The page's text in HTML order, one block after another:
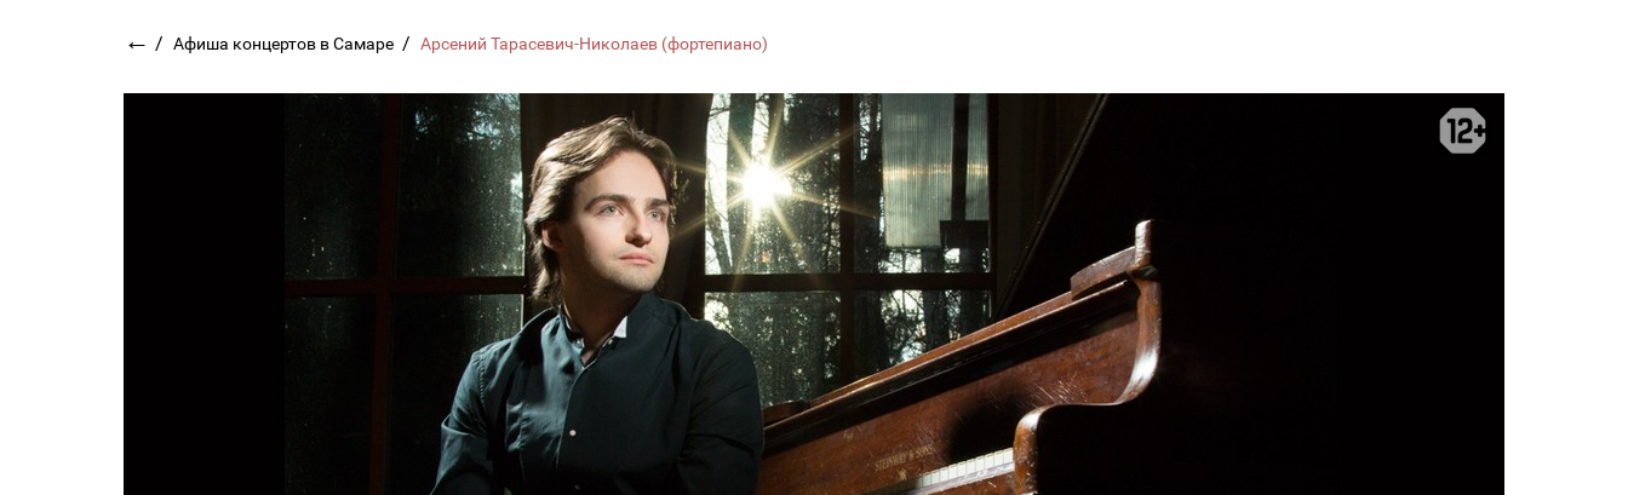
← / Афиша концертов в Самаре / Арсений Тарасевич-Николаев (фортепиано)